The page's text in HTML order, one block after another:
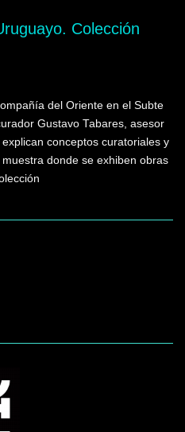
Colección
del Oriente en el Subte
Gustavo Tabares, asesor
conceptos curatoriales y
donde se exhiben obras